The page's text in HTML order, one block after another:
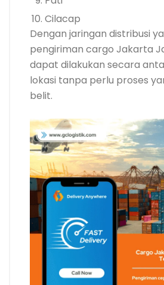
Cilacap
Dengan jaringan distribusi
pengiriman cargo Jakarta
dapat dilakukan secara
lokasi tanpa perlu proses
belit.